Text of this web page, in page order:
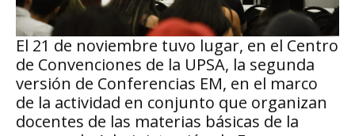
El 21 de noviembre tuvo lugar, en el Centro
de Convenciones de la UPSA, la segunda
versión de Conferencias EM, en el marco
de la actividad en conjunto que organizan
docentes de las materias básicas de la